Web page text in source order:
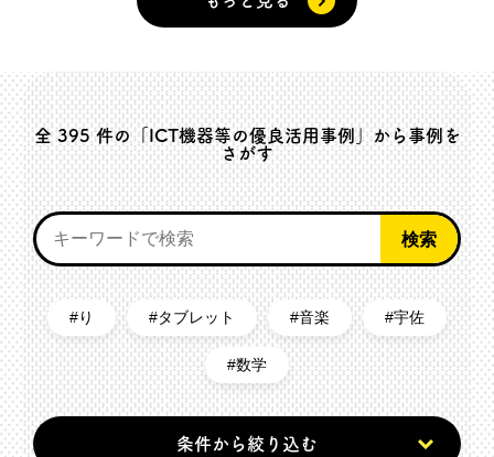
全395件の「ICT機器等の優良活用事例」から事例を
さがす
り タブレット 音楽 宇佐
数学
条件から絞り込む